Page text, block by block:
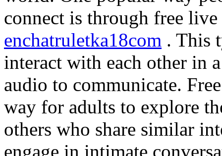
connect is through free
enchatruletka18com . This
interact with each other in
audio to communicate.
way for adults to explore
others who share similar
engage in intimate